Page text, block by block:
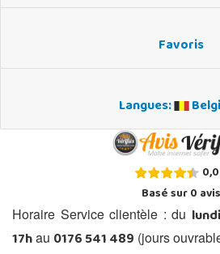
Favoris
Langues:
0,0
Basé sur0avis
Horaire Service clientèle : du
17hau 0176 541 489 (jours